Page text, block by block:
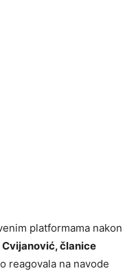
platformama nakon
članice
reagovala na navode